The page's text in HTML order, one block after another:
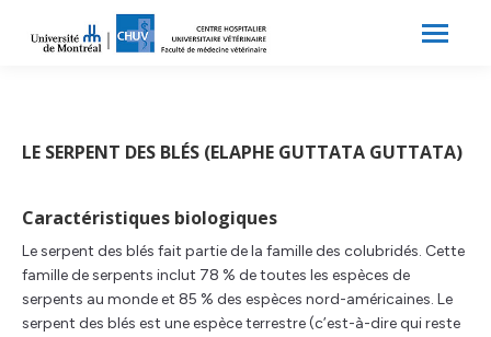
LE SERPENT DES BLÉS (ELAPHE GUTTATA GUTTATA)
Caractéristiques biologiques
Le serpent des blés fait partie de la famille des colubridés. Cette
famille de serpents inclut 78 % de toutes les espèces de
serpents au monde et 85 % des espèces nord-américaines. Le
serpent des blés est une espèce terrestre (c’est-à-dire qui reste